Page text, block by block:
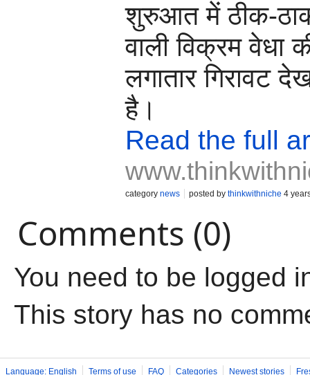
शुरुआत में ठीक-
वाली विक्रम वेधा
लगातार गिरावट
है।
Read the full
category news posted by thinkwithniche 4
Comments (0)
You need to be logged
This story has no
Language: English Terms of use FAQ Categories Newest stories